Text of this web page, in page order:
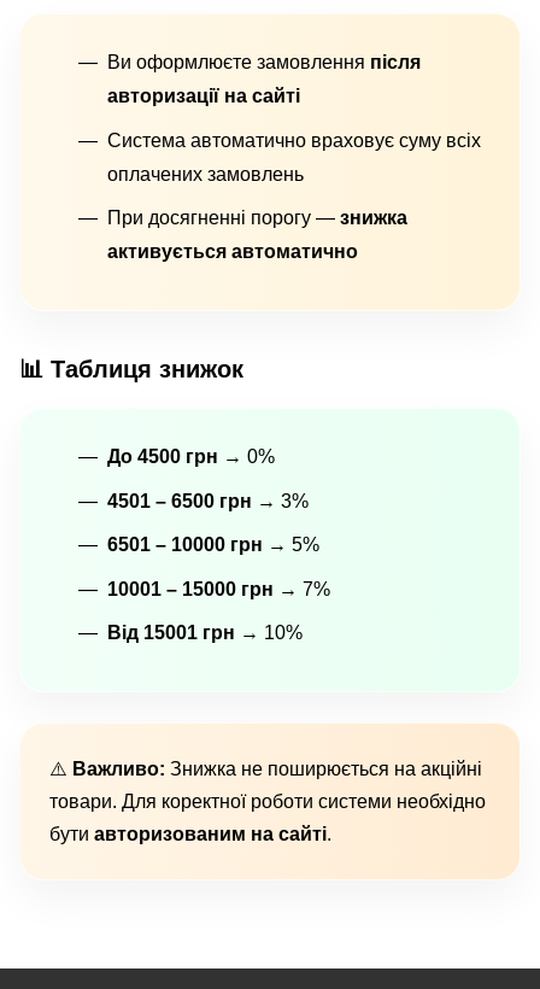
Ви оформлюєте замовлення після
авторизації на сайті
Система автоматично враховує суму всіх
оплачених замовлень
При досягненні порогу — знижка
активується автоматично
📊 Таблиця знижок
До 4500 грн → 0%
4501 – 6500 грн → 3%
6501 – 10000 грн → 5%
10001 – 15000 грн → 7%
Від 15001 грн → 10%
⚠️ Важливо: Знижка не поширюється на акційні
товари. Для коректної роботи системи необхідно
бути авторизованим на сайті.